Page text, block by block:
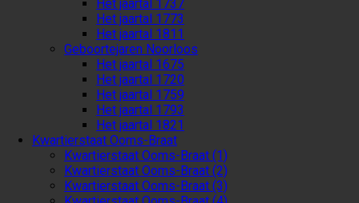
Het jaartal 1737
Het jaartal 1773
Het jaartal 1811
Geboortejaren Noorloos
Het jaartal 1675
Het jaartal 1720
Het jaartal 1759
Het jaartal 1793
Het jaartal 1821
Kwartierstaat Ooms-Braat
Kwartierstaat Ooms-Braat (1)
Kwartierstaat Ooms-Braat (2)
Kwartierstaat Ooms-Braat (3)